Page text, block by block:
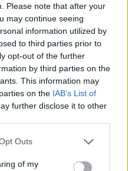
Please note that after your
may continue seeing
information utilized by
to third parties prior to
opt-out of the further
by third parties on the
This information may
on the IAB’s List of
further disclose it to other
uses one or more Google
You may click to
Outs
of my
ωραιότερες βίλες της
της Μεσογείου: Το
εκατομμυρίων και η